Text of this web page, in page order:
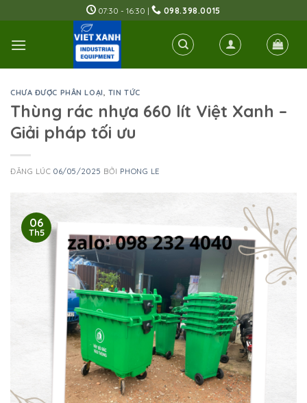
to
content
07:30 - 16:30 | 098.398.0015
CHƯA ĐƯỢC PHÂN LOẠI, TIN TỨC
Thùng rác nhựa 660 lít Việt Xanh –
Giải pháp tối ưu
ĐĂNG LÚC06/05/2025 BỞI PHONG LE
06
Th5